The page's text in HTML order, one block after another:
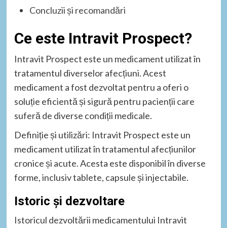
Concluzii și recomandări
Ce este Intravit Prospect?
Intravit Prospect este un medicament utilizat în
tratamentul diverselor afecțiuni. Acest
medicament a fost dezvoltat pentru a oferi o
soluție eficientă și sigură pentru pacienții care
suferă de diverse condiții medicale.
Definiție și utilizări: Intravit Prospect este un
medicament utilizat în tratamentul afecțiunilor
cronice și acute. Acesta este disponibil în diverse
forme, inclusiv tablete, capsule și injectabile.
Istoric și dezvoltare
Istoricul dezvoltării medicamentului Intravit